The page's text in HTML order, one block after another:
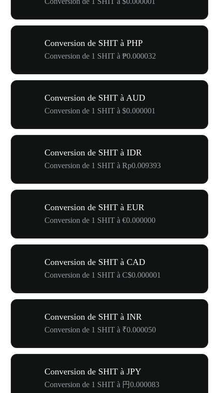
Conversion de SHIT à PHP
Conversion de 1 SHIT à ₱0.000032
Conversion de SHIT à AUD
Conversion de 1 SHIT à $0.000001
Conversion de SHIT à IDR
Conversion de 1 SHIT à Rp0.009393
Conversion de SHIT à EUR
Conversion de 1 SHIT à €0.000000
Conversion de SHIT à CAD
Conversion de 1 SHIT à C$0.000001
Conversion de SHIT à INR
Conversion de 1 SHIT à ₹0.000050
Conversion de SHIT à JPY
Conversion de 1 SHIT à 円0.000083